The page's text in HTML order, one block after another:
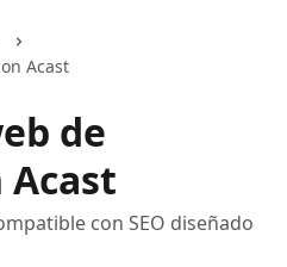
Acast
de
Acast
con SEO diseñado